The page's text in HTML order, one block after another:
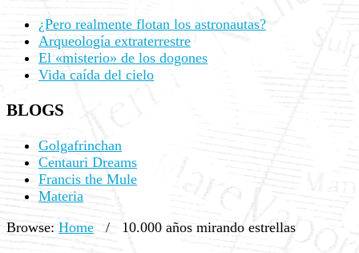
¿Pero realmente flotan los astronautas?
Arqueología extraterrestre
El «misterio» de los dogones
Vida caída del cielo
BLOGS
Golgafrinchan
Centauri Dreams
Francis the Mule
Materia
Browse: Home / 10.000 años mirando estrellas